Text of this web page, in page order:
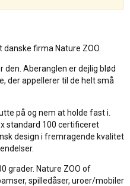
firma Nature ZOO.
den. Aberanglen er dejlig blød
der appellerer til de helt små
på og nem at holde fast i.
standard 100 certificeret
design i fremragende kvalitet
grader. Nature ZOO of
spilledåser, uroer/mobiler